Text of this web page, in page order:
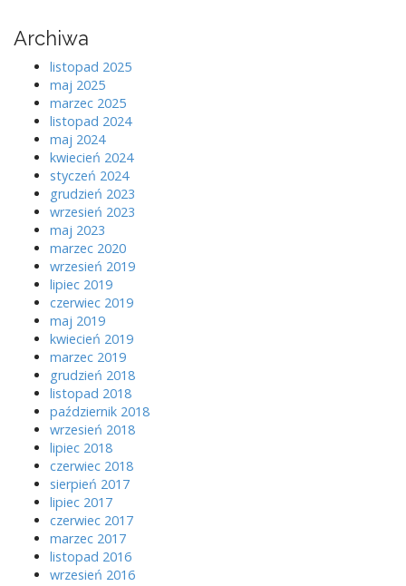
Archiwa
listopad 2025
maj 2025
marzec 2025
listopad 2024
maj 2024
kwiecień 2024
styczeń 2024
grudzień 2023
wrzesień 2023
maj 2023
marzec 2020
wrzesień 2019
lipiec 2019
czerwiec 2019
maj 2019
kwiecień 2019
marzec 2019
grudzień 2018
listopad 2018
październik 2018
wrzesień 2018
lipiec 2018
czerwiec 2018
sierpień 2017
lipiec 2017
czerwiec 2017
marzec 2017
listopad 2016
wrzesień 2016